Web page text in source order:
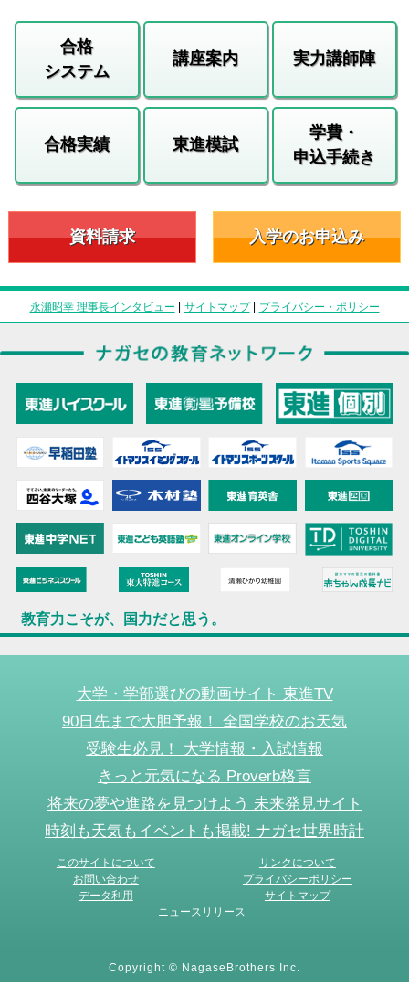
合格
システム
講座案内 実力講師陣
合格実績 東進模試
学費・
申込手続き
資料請求 入学のお申込み
永瀬昭幸 理事長インタビュー | サイトマップ| プライバシー・ポリシー
教育力こそが、国力だと思う。
大学・学部選びの動画サイト 東進TV
90日先まで大胆予報！ 全国学校のお天気
受験生必見！ 大学情報・入試情報
きっと元気になる Proverb格言
将来の夢や進路を見つけよう 未来発見サイト
時刻も天気もイベントも掲載! ナガセ世界時計
このサイトについて
リンクについて
お問い合わせ
プライバシーポリシー
データ利用
サイトマップ
ニュースリリース
Copyright © NagaseBrothers Inc.